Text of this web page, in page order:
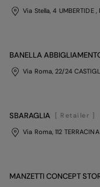
Via Stella, 4 UMBERTIDE ,
BANELLA
Via Roma, 22/24
SBARAGLIA
[ Retailer ]
Via Roma, 112 TERRACINA
MANZETTI CONCEPT